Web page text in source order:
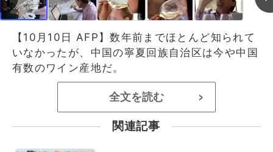
【10月10日 AFP】数年前までほとんど知られて
いなかったが、中国の寧夏回族自治区は今や中国
有数のワイン産地だ。
全文を読む >
関連記事